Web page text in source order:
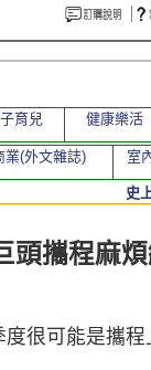
頭攜程麻
度很可能是攜
育兒 健康樂活
業(外文雜誌) 室
史